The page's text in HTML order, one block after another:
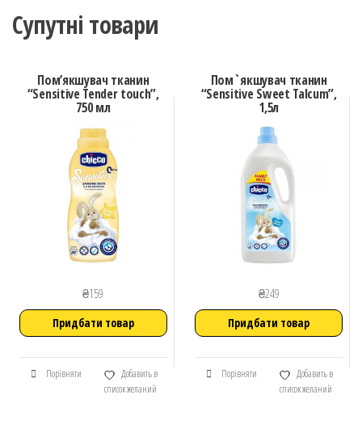
Супутні товари
Пом’якшувач тканин
“Sensitive Tender touch”,
750 мл
₴159
Придбати товар
Порівняти
Добавить в
список желаний
Пом`якшувач тканин
“Sensitive Sweet Talcum”,
1,5л
₴249
Придбати товар
Порівняти
Добавить в
список желаний